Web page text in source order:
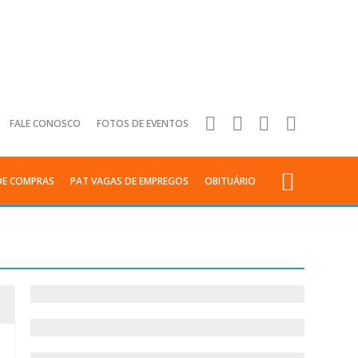
FALE CONOSCO FOTOS DE EVENTOS
COMPRAS PAT VAGAS DE EMPREGOS OBITUÁRIO